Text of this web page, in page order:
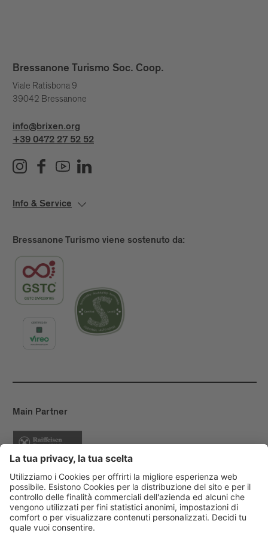
Bressanone Turismo Soc. Coop.
Viale Ratisbona 9
39042 Bressanone
info@brixen.org
+39 0472 27 52 52
Info & Service
Bressanone Turismo viene sostenuto da:
Main Partner
Event Partner